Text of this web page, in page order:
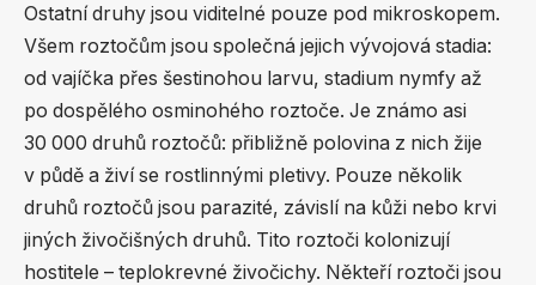
Ostatní druhy jsou viditelné pouze pod mikroskopem.
Všem roztočům jsou společná jejich vývojová stadia:
od vajíčka přes šestinohou larvu, stadium nymfy až
po dospělého osminohého roztoče. Je známo asi
30 000 druhů roztočů: přibližně polovina z nich žije
v půdě a živí se rostlinnými pletivy. Pouze několik
druhů roztočů jsou parazité, závislí na kůži nebo krvi
jiných živočišných druhů. Tito roztoči kolonizují
hostitele – teplokrevné živočichy. Někteří roztoči jsou